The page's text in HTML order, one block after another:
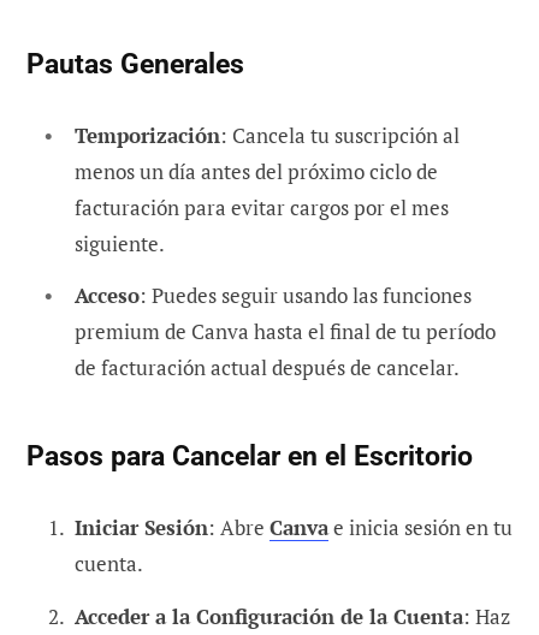
Pautas Generales
Temporización: Cancela tu suscripción al
menos un día antes del próximo ciclo de
facturación para evitar cargos por el mes
siguiente.
Acceso: Puedes seguir usando las funciones
premium de Canva hasta el final de tu período
de facturación actual después de cancelar.
Pasos para Cancelar en el Escritorio
Iniciar Sesión: Abre Canvae inicia sesión en tu
cuenta.
Acceder a la Configuración de la Cuenta: Haz